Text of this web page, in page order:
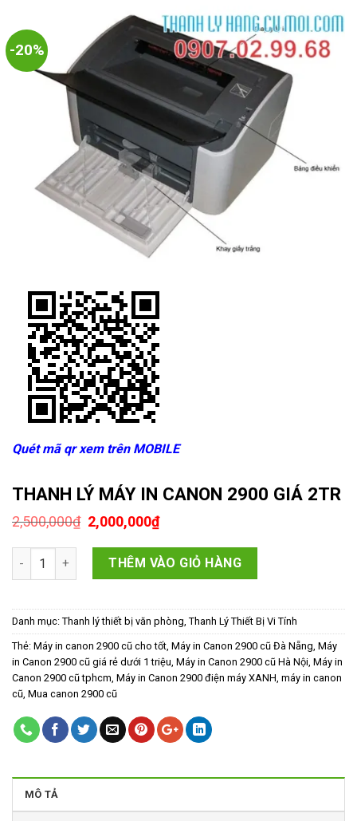
-20%
Quét mã qr xem trên MOBILE
THANH LÝ MÁY IN CANON 2900 GIÁ 2TR
2,500,000₫ Giá
gốc
là:
2,500,000₫.
2,000,000₫Giá
tại
là:
2,000,000₫.
THANH LÝ MÁY IN CANON 2900 GIÁ 2TR số lượng
THÊM VÀO GIỎ HÀNG
Danh mục: Thanh lý thiết bị văn phòng, Thanh Lý Thiết Bị Vi Tính
Thẻ: Máy in canon 2900 cũ cho tốt, Máy in Canon 2900 cũ Đà Nẵng, Máy
in Canon 2900 cũ giá rẻ dưới 1 triệu, Máy in Canon 2900 cũ Hà Nội, Máy in
Canon 2900 cũ tphcm, Máy in Canon 2900 điện máy XANH, máy in canon
cũ, Mua canon 2900 cũ
MÔ TẢ